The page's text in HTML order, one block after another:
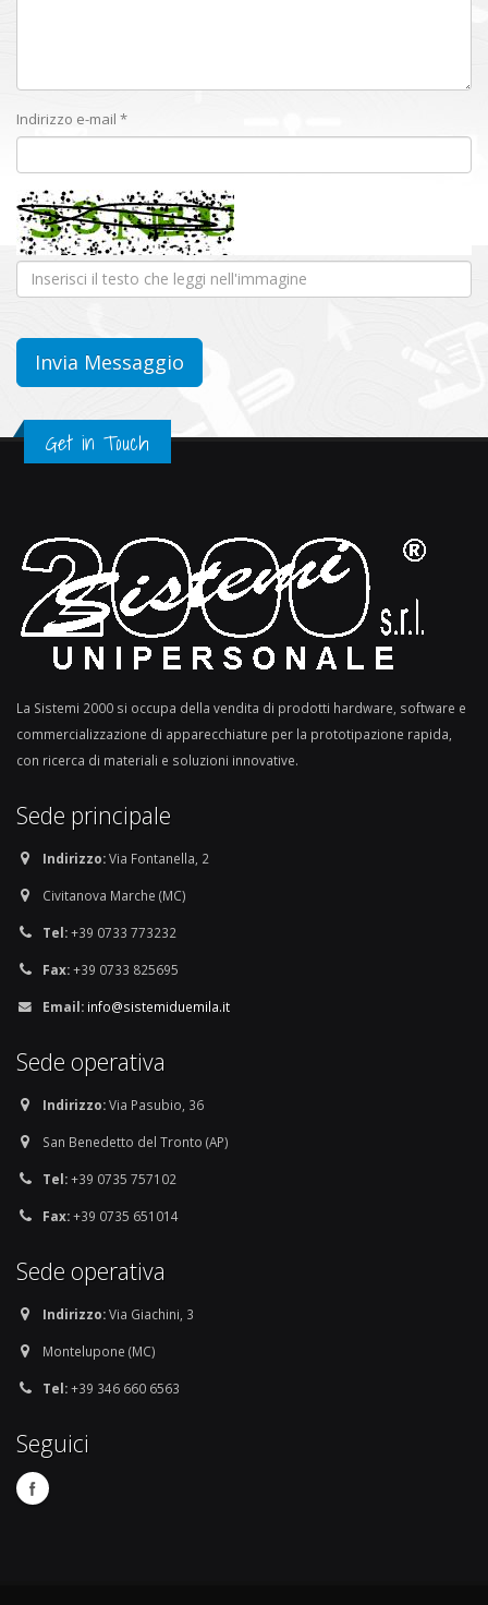
Indirizzo e-mail *
Get in Touch
La Sistemi 2000 si occupa della vendita di prodotti hardware, software e
commercializzazione di apparecchiature per la prototipazione rapida,
con ricerca di materiali e soluzioni innovative.
Sede principale
Indirizzo:Via Fontanella, 2
Civitanova Marche (MC)
Tel:+39 0733 773232
Fax:+39 0733 825695
Email: info@sistemiduemila.it
Sede operativa
Indirizzo:Via Pasubio, 36
San Benedetto del Tronto (AP)
Tel:+39 0735 757102
Fax:+39 0735 651014
Sede operativa
Indirizzo:Via Giachini, 3
Montelupone (MC)
Tel:+39 346 660 6563
Seguici